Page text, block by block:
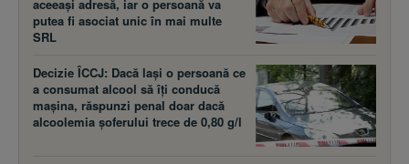
aceeaşi adresă, iar o persoană va
putea fi asociat unic în mai multe
SRL
Decizie ÎCCJ: Dacă laşi o persoană ce
a consumat alcool să îţi conducă
maşina, răspunzi penal doar dacă
alcoolemia şoferului trece de 0,80 g/l